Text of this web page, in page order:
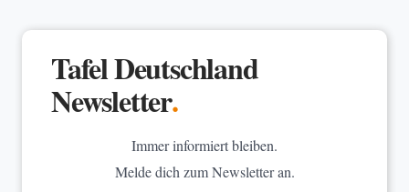
Tafel Deutschland
Newsletter.
Immer informiert bleiben.
Melde dich zum Newsletter an.